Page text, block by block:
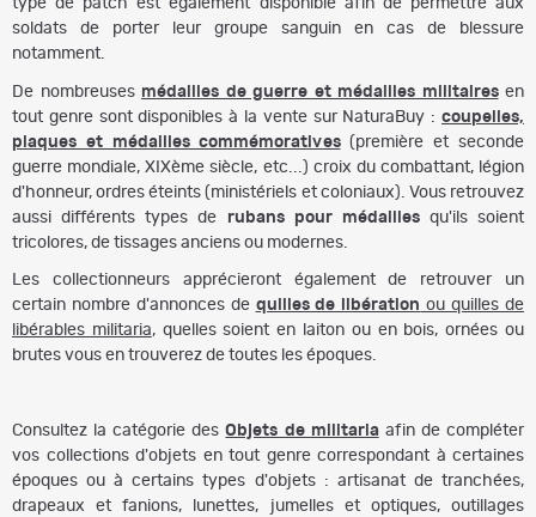
type de patch est également disponible afin de permettre aux
soldats de porter leur groupe sanguin en cas de blessure
notamment.
De nombreuses médailles de guerre et médailles militairesen
tout genre sont disponibles à la vente sur NaturaBuy : coupelles,
plaques et médailles commémoratives(première et seconde
guerre mondiale, XIXème siècle, etc...) croix du combattant, légion
d'honneur, ordres éteints (ministériels et coloniaux). Vous retrouvez
aussi différents types de
rubans pour médaillesqu'ils soient
tricolores, de tissages anciens ou modernes.
Les collectionneurs apprécieront également de retrouver un
certain nombre d'annonces de quilles de libération ou quilles de
libérables militaria, quelles soient en laiton ou en bois, ornées ou
brutes vous en trouverez de toutes les époques.
Consultez la catégorie desObjets de militariaafin de compléter
vos collections d'objets en tout genre correspondant à certaines
époques ou à certains types d'objets : artisanat de tranchées,
drapeaux et fanions, lunettes, jumelles et optiques, outillages